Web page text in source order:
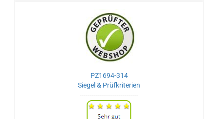
PZ1694-314
Siegel & Prüfkriterien
------------------------------